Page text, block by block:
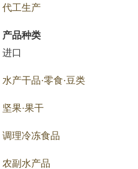
代工生产
产品种类
进口
水产干品·零食·豆类
坚果·果干
调理冷冻食品
农副水产品